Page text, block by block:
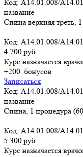
Код: A14.01.008/
название
Спина верхняя треть,
Код: A14.01.008/
4 700 руб.
Курс назначается
+200 бонусов
Записаться
Код: A14.01.008/
название
Спина, 1 процедура
Код: A14.01.008/
5 300 руб.
Курс назначается